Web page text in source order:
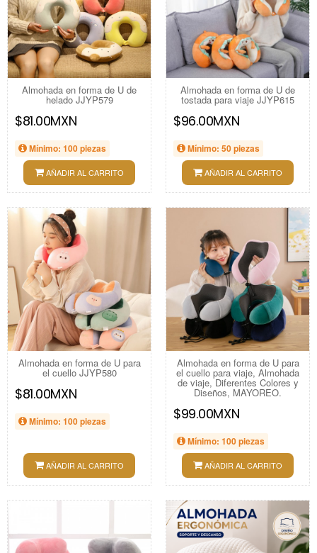
Almohada en forma de U de
helado JJYP579
$81.00MXN
Mínimo: 100 piezas
AÑADIR AL CARRITO
Almohada en forma de U de
tostada para viaje JJYP615
$96.00MXN
Mínimo: 50 piezas
AÑADIR AL CARRITO
Almohada en forma de U para
el cuello JJYP580
$81.00MXN
Mínimo: 100 piezas
AÑADIR AL CARRITO
Almohada en forma de U para
el cuello para viaje, Almohada
de viaje, Diferentes Colores y
Diseños, MAYOREO.
$99.00MXN
Mínimo: 100 piezas
AÑADIR AL CARRITO